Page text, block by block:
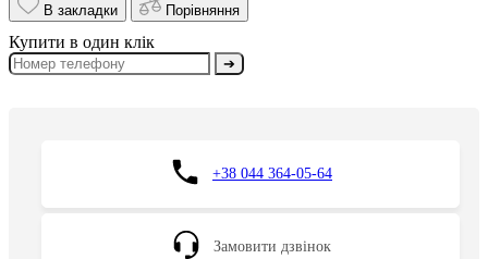
В закладки
Порівняння
Купити в один клік
➔
+38 044 364-05-64
Замовити дзвінок